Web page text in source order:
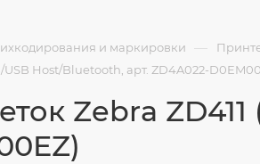
и маркировки —
Host/Bluetooth, арт. ZD4A022-
Zebra